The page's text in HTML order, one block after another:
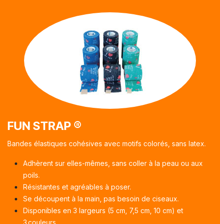
FUN STRAP ®
Bandes élastiques cohésives avec motifs colorés, sans latex.
Adhèrent sur elles-mêmes, sans coller à la peau ou aux
poils.
Résistantes et agréables à poser.
Se découpent à la main, pas besoin de ciseaux.
Disponibles en 3 largeurs (5 cm, 7,5 cm, 10 cm) et
3 couleurs.